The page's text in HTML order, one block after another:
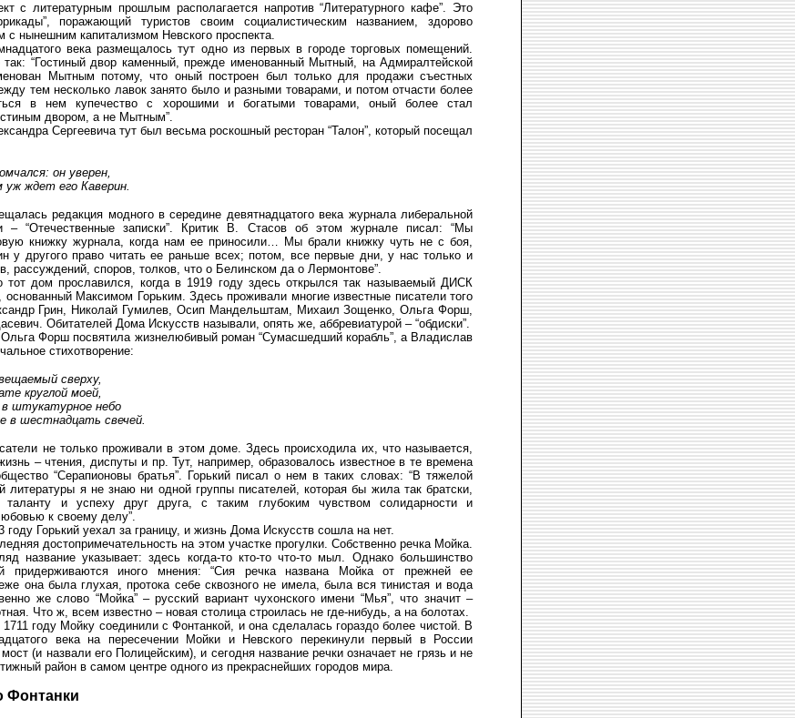
с литературным прошлым располагается напротив “Литературного кафе”. Это
поражающий туристов своим социалистическим названием, здорово
нынешним капитализмом Невского проспекта.
века размещалось тут одно из первых в городе торговых помещений.
так: “Гостиный двор каменный, прежде именованный Мытный, на Адмиралтейской
Мытным потому, что оный построен был только для продажи съестных
тем несколько лавок занято было и разными товарами, и потом отчасти более
в нем купечество с хорошими и богатыми товарами, оный более стал
двором, а не Мытным”.
Сергеевича тут был весьма роскошный ресторан “Талон”, который посещал
он уверен,
ждет его Каверин.
редакция модного в середине девятнадцатого века журнала либеральной
– “Отечественные записки”. Критик В. Стасов об этом журнале писал: “Мы
книжку журнала, когда нам ее приносили… Мы брали книжку чуть не с боя,
у другого право читать ее раньше всех; потом, все первые дни, у нас только и
рассуждений, споров, толков, что о Белинском да о Лермонтове”.
тот дом прославился, когда в 1919 году здесь открылся так называемый ДИСК
основанный Максимом Горьким. Здесь проживали многие известные писатели того
Грин, Николай Гумилев, Осип Мандельштам, Михаил Зощенко, Ольга Форш,
Обитателей Дома Искусств называли, опять же, аббревиатурой – “обдиски”.
Форш посвятила жизнелюбивый роман “Сумасшедший корабль”, а Владислав
стихотворение:
сверху,
круглой моей,
штукатурное небо
в шестнадцать свечей.
не только проживали в этом доме. Здесь происходила их, что называется,
– чтения, диспуты и пр. Тут, например, образовалось известное в те времена
“Серапионовы братья”. Горький писал о нем в таких словах: “В тяжелой
литературы я не знаю ни одной группы писателей, которая бы жила так братски,
таланту и успеху друг друга, с таким глубоким чувством солидарности и
к своему делу”.
году Горький уехал за границу, и жизнь Дома Искусств сошла на нет.
достопримечательность на этом участке прогулки. Собственно речка Мойка.
название указывает: здесь когда-то кто-то что-то мыл. Однако большинство
придерживаются иного мнения: “Сия речка названа Мойка от прежней ее
она была глухая, протока себе сквозного не имела, была вся тинистая и вода
же слово “Мойка” – русский вариант чухонского имени “Мья”, что значит –
Что ж, всем известно – новая столица строилась не где-нибудь, а на болотах.
году Мойку соединили с Фонтанкой, и она сделалась гораздо более чистой. В
века на пересечении Мойки и Невского перекинули первый в России
(и назвали его Полицейским), и сегодня название речки означает не грязь и не
район в самом центре одного из прекраснейших городов мира.
Фонтанки